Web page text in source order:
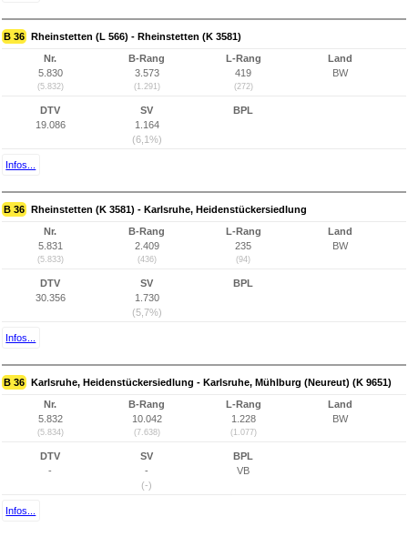
B 36 Rheinstetten (L 566) - Rheinstetten (K 3581)
Nr.
5.830
(5.832)
B-Rang
3.573
(1.291)
L-Rang
419
(272)
Land
BW
DTV
19.086
SV
1.164
(6,1%)
BPL
Infos...
B 36 Rheinstetten (K 3581) - Karlsruhe, Heidenstückersiedlung
Nr.
5.831
(5.833)
B-Rang
2.409
(436)
L-Rang
235
(94)
Land
BW
DTV
30.356
SV
1.730
(5,7%)
BPL
Infos...
B 36 Karlsruhe, Heidenstückersiedlung - Karlsruhe, Mühlburg (Neureut) (K 9651)
Nr.
5.832
(5.834)
B-Rang
10.042
(7.638)
L-Rang
1.228
(1.077)
Land
BW
DTV
-
SV
-
(-)
BPL
VB
Infos...